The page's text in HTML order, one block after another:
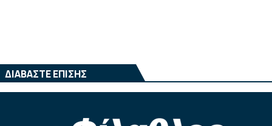
ΔΙΑΒΑΣΤΕ ΕΠΙΣΗΣ